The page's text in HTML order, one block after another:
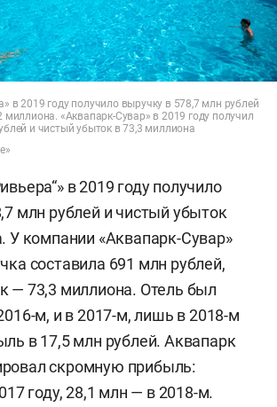
в 2019 году получило выручку в 578,7 млн рублей
миллиона. «Аквапарк-Сувар» в 2019 году получил
и чистый убыток в 73,3 миллиона
в 2019 году получило
млн рублей и чистый убыток
У компании «Аквапарк-Сувар»
составила 691 млн рублей,
— 73,3 миллиона. Отель был
м, и в 2017-м, лишь в 2018-м
в 17,5 млн рублей. Аквапарк
скромную прибыль:
году, 28,1 млн — в 2018-м.